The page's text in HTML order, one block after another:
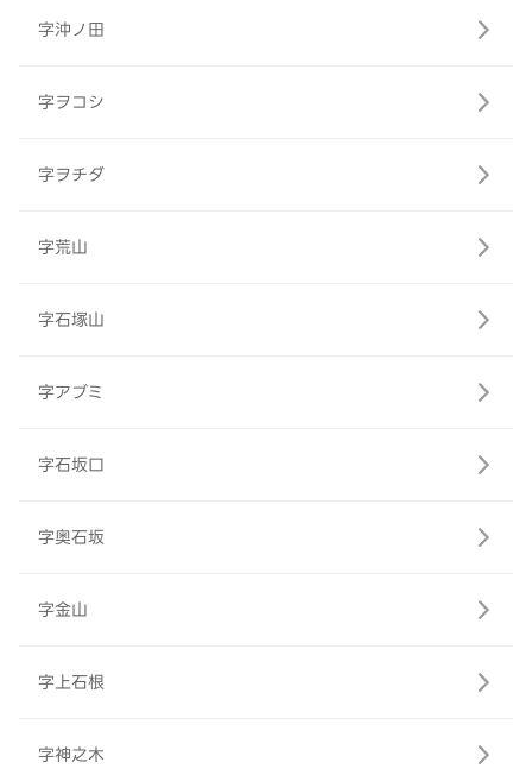
字沖ノ田
字ヲコシ
字ヲチダ
字荒山
字石塚山
字アブミ
字石坂口
字奥石坂
字金山
字上石根
字神之木